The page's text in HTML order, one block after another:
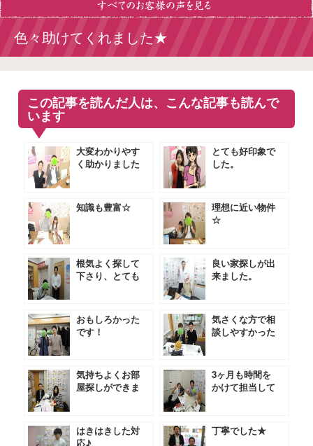
色々助けてくれました★
この記事を読んだ人は、こんな記事も読んで
います
大変わかりやす
く助かりました
とても好印象で
した。
知識も豊富☆
理想に近い物件
☆
根気よく探して
下さり、とても
良い家探しが出
来ました。
おもしろかった
です！
気さくな方で相
談しやすかった
気持ちよくお部
屋探しができま
3ヶ月も時間を
かけて担当して
はきはきした対
応♪
丁寧でした★